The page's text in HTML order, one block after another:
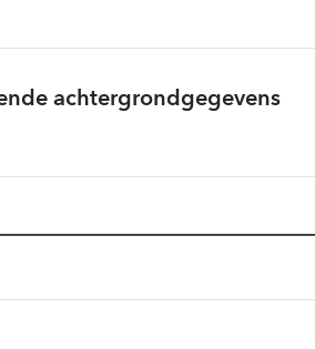
achtergrondgegevens